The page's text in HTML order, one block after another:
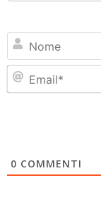
0 COMMENTI